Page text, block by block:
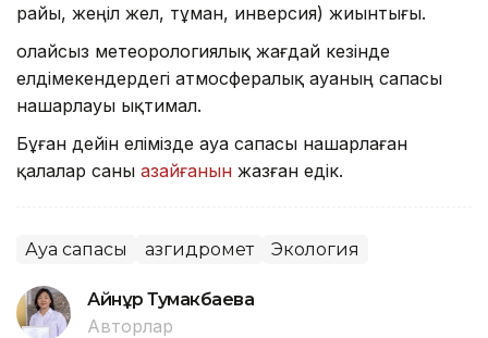
райы, жеңіл жел, тұман, инверсия) жиынтығы.
Қолайсыз метеорологиялық жағдай кезінде
елдімекендердегі атмосфералық ауаның сапасы
нашарлауы ықтимал.
Бұған дейін елімізде ауа сапасы нашарлаған
қалалар саны азайғанын жазған едік.
Ауа сапасы Қазгидромет Экология
Айнұр Тумакбаева
Авторлар